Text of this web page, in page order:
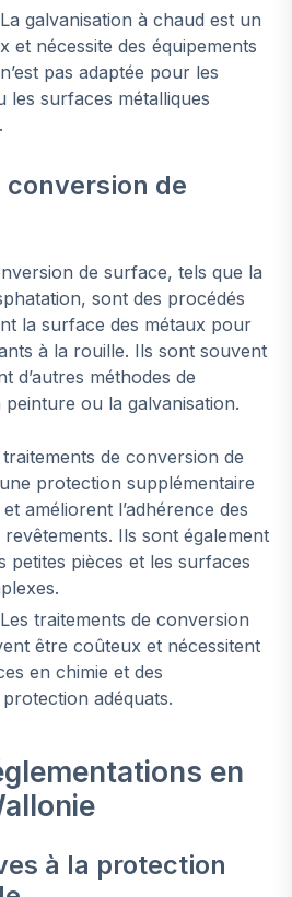
galvanisation à chaud est un
et nécessite des équipements
pas adaptée pour les
les surfaces métalliques
de
de surface, tels que la
sont des procédés
la surface des métaux pour
à la rouille. Ils sont souvent
d’autres méthodes de
ou la galvanisation.
de conversion de
protection supplémentaire
améliorent l’adhérence des
Ils sont également
petites pièces et les surfaces
traitements de conversion
être coûteux et nécessitent
en chimie et des
adéquats.
en
à la protection